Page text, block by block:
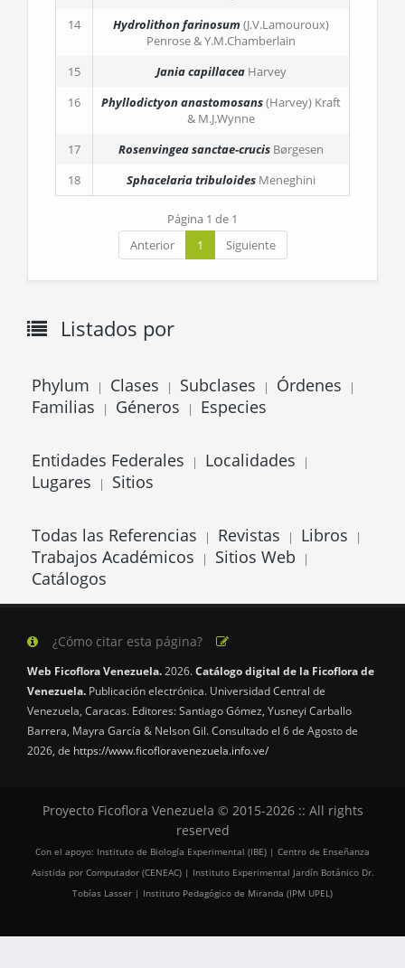
14
Hydrolithon farinosum (J.V.Lamouroux)
Penrose & Y.M.Chamberlain
15
Jania capillacea Harvey
16
Phyllodictyon anastomosans(Harvey) Kraft
& M.J.Wynne
17
Rosenvingea sanctae-crucis Børgesen
18
Sphacelaria tribuloides Meneghini
Página 1 de 1
Anterior
1 Siguiente
Listados por
Phylum | Clases | Subclases | Órdenes |
Familias | Géneros | Especies
Entidades Federales | Localidades |
Lugares | Sitios
Todas las Referencias | Revistas | Libros |
Trabajos Académicos | Sitios Web |
Catálogos
¿Cómo citar esta página?
Web Ficoflora Venezuela.2026.Catálogo digital de la Ficoflora de
Venezuela. Publicación electrónica. Universidad Central de
Venezuela, Caracas. Editores: Santiago Gómez, Yusneyi Carballo
Barrera, Mayra García & Nelson Gil. Consultado el 6 de Agosto de
2026, de https://www.ficofloravenezuela.info.ve/
Proyecto Ficoflora Venezuela © 2015-2026 :: All rights
reserved
Con el apoyo: Instituto de Biología Experimental (IBE) | Centro de Enseñanza
Asistida por Computador (CENEAC) | Instituto Experimental Jardín Botánico Dr.
Tobías Lasser | Instituto Pedagógico de Miranda (IPM UPEL)